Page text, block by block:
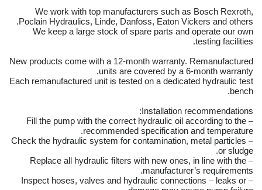
We work with top manufacturers such as Bosch Rexroth,
Poclain Hydraulics, Linde, Danfoss, Eaton Vickers and others.
We keep a large stock of spare parts and operate our own
testing facilities.
New products come with a 12-month warranty. Remanufactured
units are covered by a 6-month warranty.
Each remanufactured unit is tested on a dedicated hydraulic test
bench.
Installation recommendations:
– Fill the pump with the correct hydraulic oil according to the
recommended specification and temperature.
– Check the hydraulic system for contamination, metal particles
or sludge.
– Replace all hydraulic filters with new ones, in line with the
manufacturer’s requirements.
– Inspect hoses, valves and hydraulic connections – leaks or